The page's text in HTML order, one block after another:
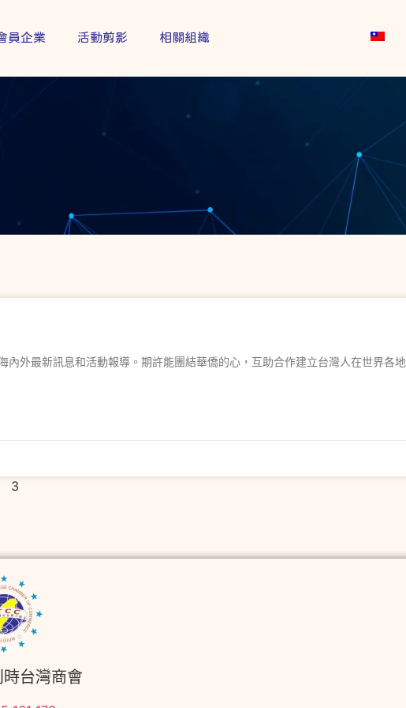
員企業 活動剪影 相關組織
外最新訊息和活動報導。期許能團結華僑的心，互助合作建立台灣人在世界各地
3
台灣商會